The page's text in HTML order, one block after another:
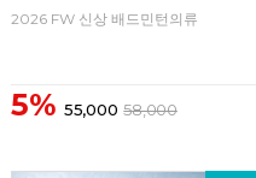
2026 FW 신상 배드민턴의류
5% 55,000 58,000